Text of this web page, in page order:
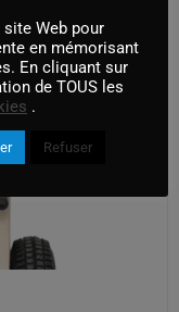
Web pour
en mémorisant
En cliquant sur
de TOUS les
.
Refuser